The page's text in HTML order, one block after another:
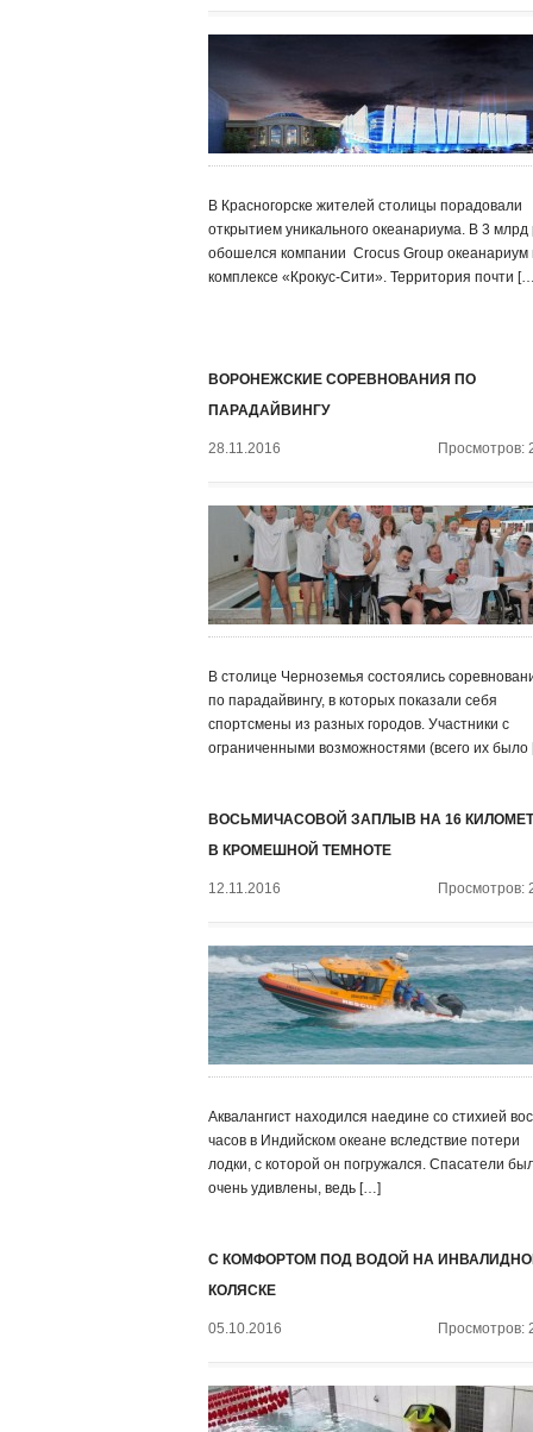
В Красногорске жителей столицы порадовали
открытием уникального океанариума. В 3 млрд
обошелся компании ‍ Crocus Group океанариум
комплексе «Крокус-Сити». Территория почти
ВОРОНЕЖСКИЕ СОРЕВНОВАНИЯ ПО
ПАРАДАЙВИНГУ
28.11.2016 Просмотров:
В столице Черноземья состоялись
по парадайвингу, в которых показали себя
спортсмены из разных городов. Участники с
ограниченными возможностями (всего их
ВОСЬМИЧАСОВОЙ ЗАПЛЫВ НА 16
В КРОМЕШНОЙ ТЕМНОТЕ
12.11.2016 Просмотров:
Аквалангист находился наедине со стихией
часов в Индийском океане вследствие потери
лодки, с которой он погружался. Спасатели
очень удивлены, ведь […]
С КОМФОРТОМ ПОД ВОДОЙ НА
КОЛЯСКЕ
05.10.2016 Просмотров: